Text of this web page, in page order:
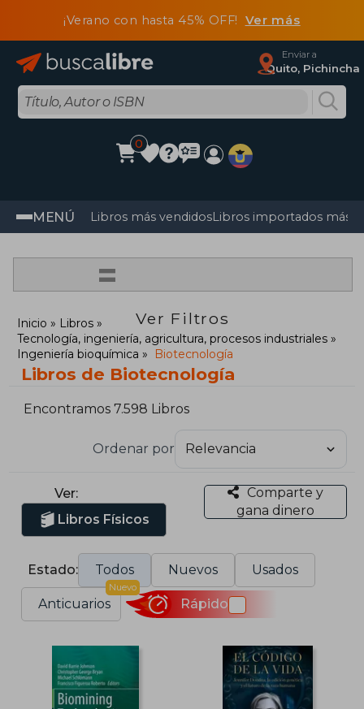
¡Verano con hasta 45% OFF! Ver más
Enviar a
Quito, Pichincha
0
MENÚ Libros más vendidosLibros importados más
=
Ver Filtros
Inicio
Libros
Tecnología, ingeniería, agricultura, procesos industriales
Ingeniería bioquímica
Biotecnología
Libros de Biotecnología
Encontramos 7.598 Libros
Ordenar por
Ver:
Libros Físicos
Comparte y
gana dinero
Estado: Todos Nuevos Usados
Anticuarios
Nuevo
Rápido